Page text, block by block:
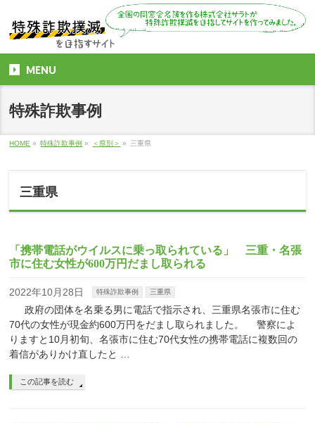
MENU
特殊詐欺事例
HOME » 特殊詐欺事例 » ＜県別＞ » 三重県
三重県
「携帯電話がウイルスに乗っ取られている」 三重・名張
市に住む女性が600万円だまし取られる
2022年10月28日 特殊詐欺事例 三重県
政府の団体を名乗る男に電話で指示され、三重県名張市に住む
70代の女性が現金約600万円をだまし取られました。 警察によ
りますと10月初旬、名張市に住む70代女性の携帯電話に複数回の
着信がありかけ直したと …
この記事を読む